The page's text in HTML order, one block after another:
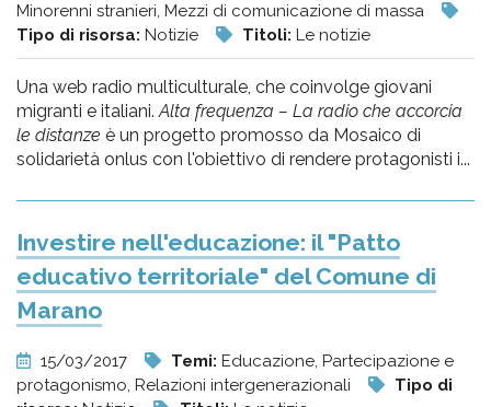
Minorenni stranieri, Mezzi di comunicazione di massa
Tipo di risorsa: Notizie Titoli: Le notizie
Una web radio multiculturale, che coinvolge giovani
migranti e italiani.Alta frequenza – La radio che accorcia
le distanze è un progetto promosso da Mosaico di
solidarietà onlus con l'obiettivo di rendere protagonisti i...
Investire nell'educazione: il "Patto
educativo territoriale" del Comune di
Marano
15/03/2017 Temi: Educazione, Partecipazione e
protagonismo, Relazioni intergenerazionali
Tipo di